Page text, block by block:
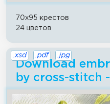
70x95 крестов
24 цветов
Download
by cross-stitch
.xsd .pdf .jpg